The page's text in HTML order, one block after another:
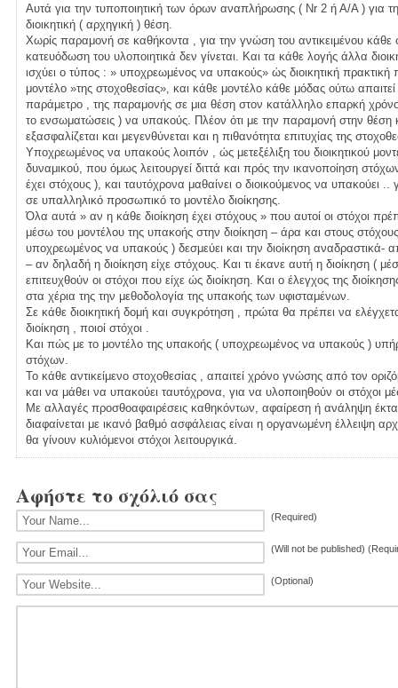
Αυτά για την τυποποιητική των όρων αναπλήρωσης ( Nr 2 ή Α/Α ) για
διοικητική ( αρχηγική ) θέση.
Χωρίς παραμονή σε καθήκοντα , για την γνώση του αντικειμένου κάθε
κατευόδωση του υλοποιητικά δεν γίνεται. Και τα κάθε λογής άλλα
ισχύει ο τύπος : » υποχρεωμένος να υπακούς» ώς διοικητική πρακτική
μοντέλο »της στοχοθεσίας», και κάθε μοντέλο κάθε μόδας ούτω
παράμετρο , της παραμονής σε μια θέση στον κατάλληλο επαρκή
το ενσωματώσεις ) να υπακούς. Πλέον ότι με την παραμονή στην θέση
εξασφαλίζεται και μεγενθύνεται και η πιθανότητα επιτυχίας της
Υποχρεωμένος να υπακούς λοιπόν , ώς μετεξέλιξη του διοικητικού
δυναμικού, που όμως λειτουργεί διττά και πρός την ικανοποίηση
έχει στόχους ), και ταυτόχρονα μαθαίνει ο διοικούμενος να υπακούει ..
σε υπαλληλικό προσωπικό το μοντέλο διοίκησης.
Όλα αυτά » αν η κάθε διοίκηση έχει στόχους » που αυτοί οι στόχοι
μέσω του μοντέλου της υπακοής στην διοίκηση – άρα και στους
υποχρεωμένος να υπακούς ) δεσμεύει και την διοίκηση αναδραστικά-
– αν δηλαδή η διοίκηση είχε στόχους. Και τι έκανε αυτή η διοίκηση (
επιτευχθούν οι στόχοι που είχε ώς διοίκηση. Και ο έλεγχος της
στα χέρια της την μεθοδολογία της υπακοής των υφισταμένων.
Σε κάθε διοικητική δομή και συγκρότηση , πρώτα θα πρέπει να
διοίκηση , ποιοί στόχοι .
Και πώς με το μοντέλο της υπακοής ( υποχρεωμένος να υπακούς )
στόχων.
Το κάθε αντικείμενο στοχοθεσίας , απαιτεί χρόνο γνώσης από τον
και να μάθει να υπακούει ταυτόχρονα, για να υλοποιηθούν οι στόχοι
Με αλλαγές προσθοαφαιρέσεις καθηκόντων, αφαίρεση ή ανάληψη
διαφαίνεται με ικανό βαθμό ασφάλειας είναι η οργανωμένη έλλειψη
θα γίνουν κυλιόμενοι στόχοι λειτουργικά.
Αφήστε το σχόλιό σας
(Required)
(Will not be published)
(Optional)